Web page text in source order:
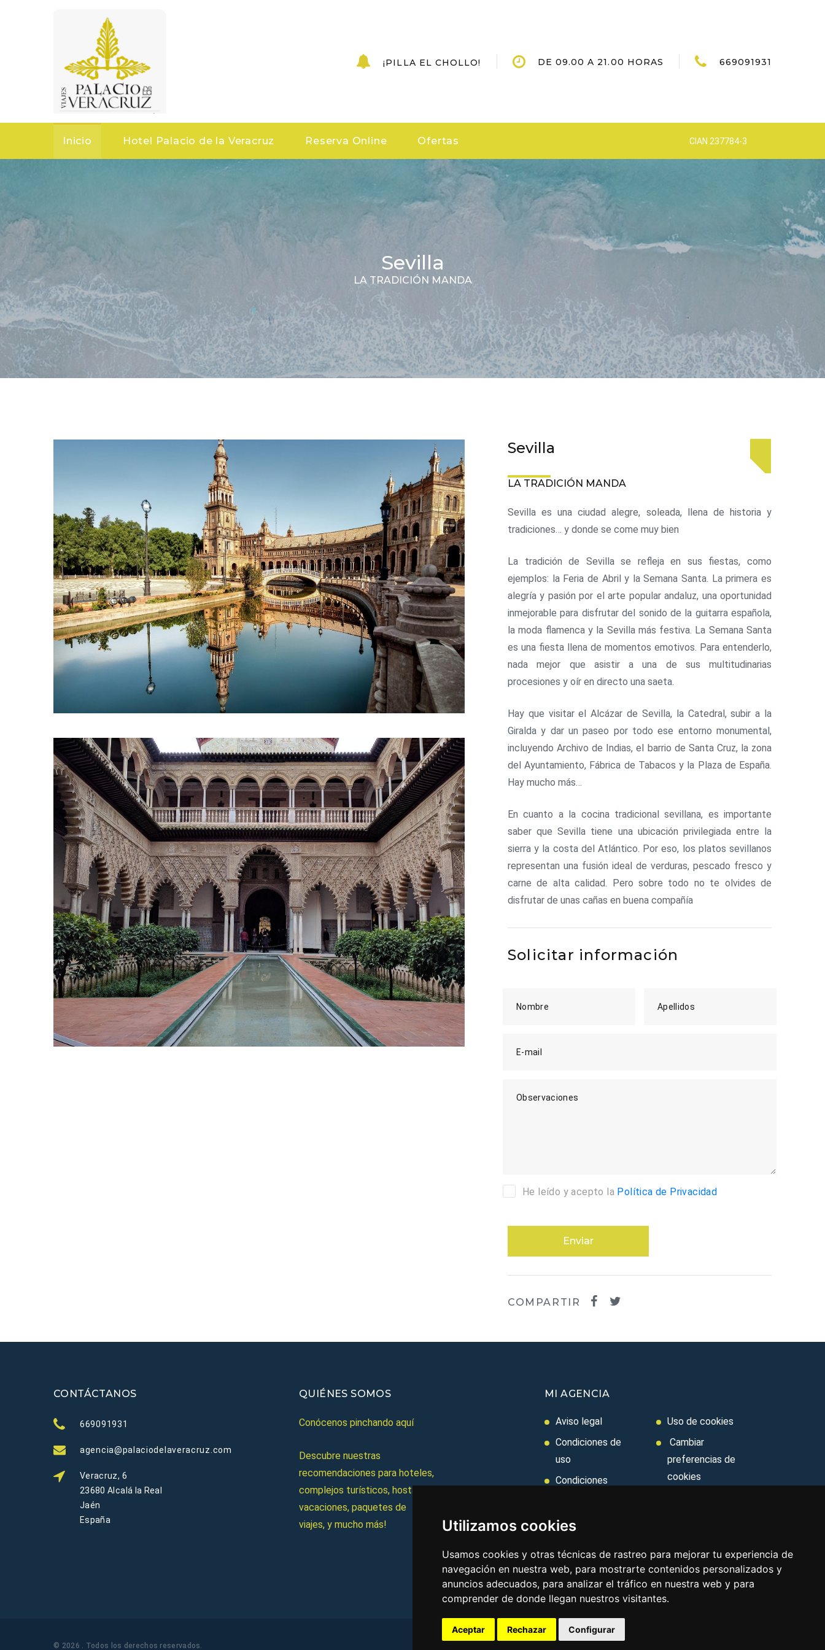
Utilizamos cookies
Usamos cookies y otras técnicas de rastreo para mejorar tu experiencia de
navegación en nuestra web, para mostrarte contenidos personalizados y
anuncios adecuados, para analizar el tráfico en nuestra web y para
comprender de donde llegan nuestros visitantes.
Aceptar Rechazar Configurar
¡PILLA EL CHOLLO! DE 09.00 A 21.00 HORAS 669091931
CIAN 237784-3
Inicio Hotel Palacio de la Veracruz Reserva Online Ofertas
Sevilla
LA TRADICIÓN MANDA
Sevilla
LA TRADICIÓN MANDA
Sevilla es una ciudad alegre, soleada, llena de historia y
tradiciones… y donde se come muy bien
La tradición de Sevilla se refleja en sus fiestas, como
ejemplos: la Feria de Abril y la Semana Santa. La primera es
alegría y pasión por el arte popular andaluz, una oportunidad
inmejorable para disfrutar del sonido de la guitarra española,
la moda flamenca y la Sevilla más festiva. La Semana Santa
es una fiesta llena de momentos emotivos. Para entenderlo,
nada mejor que asistir a una de sus multitudinarias
procesiones y oír en directo una saeta.
Hay que visitar el Alcázar de Sevilla, la Catedral, subir a la
Giralda y dar un paseo por todo ese entorno monumental,
incluyendo Archivo de Indias, el barrio de Santa Cruz, la zona
del Ayuntamiento, Fábrica de Tabacos y la Plaza de España.
Hay mucho más…
En cuanto a la cocina tradicional sevillana, es importante
saber que Sevilla tiene una ubicación privilegiada entre la
sierra y la costa del Atlántico. Por eso, los platos sevillanos
representan una fusión ideal de verduras, pescado fresco y
carne de alta calidad. Pero sobre todo no te olvides de
disfrutar de unas cañas en buena compañía
Solicitar información
Nombre Apellidos
E-mail
Observaciones
He leído y acepto la Política de Privacidad
Enviar
COMPARTIR
CONTÁCTANOS
669091931
agencia@palaciodelaveracruz.com
Veracruz, 6
23680 Alcalá la Real
Jaén
España
QUIÉNES SOMOS
Conócenos pinchando aquí
Descubre nuestras
recomendaciones para hoteles,
complejos turísticos, hostales,
vacaciones, paquetes de
viajes, y mucho más!
MI AGENCIA
Aviso legal
Condiciones de
uso
Condiciones
Ley de Viajes
Política de
privacidad
Uso de cookies
Cambiar
preferencias de
cookies
© 2026 . Todos los derechos reservados.